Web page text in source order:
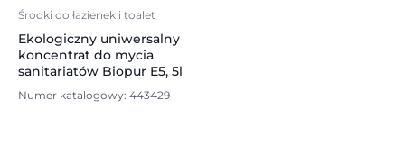
Środki do łazienek i toalet
Ekologiczny uniwersalny
koncentrat do mycia
sanitariatów Biopur E5, 5l
Numer katalogowy: 443429